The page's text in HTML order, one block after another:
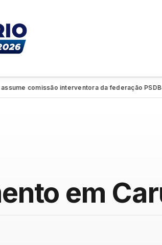
interventora da federação PSDB-
em